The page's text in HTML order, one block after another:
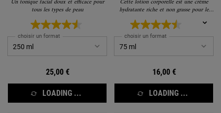
tous les types de peau
choisir un format
25,00 €
LOADING ...
hydratante riche et non grasse pour le
corps.
choisir un format
16,00 €
LOADING ...